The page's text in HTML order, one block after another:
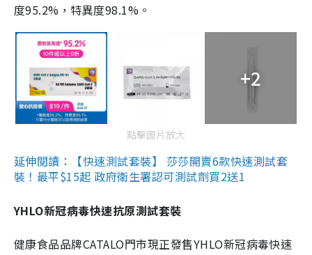
度95.2%，特異度98.1%。
+2
點擊圖片放大
延伸閱讀：【快速測試套裝】 莎莎開賣6款快速測試套
裝！最平$15起 政府衛生署認可測試劑買2送1
YHLO新冠病毒快速抗原測試套裝
健康食品品牌CATALO門市現正發售YHLO新冠病毒快速